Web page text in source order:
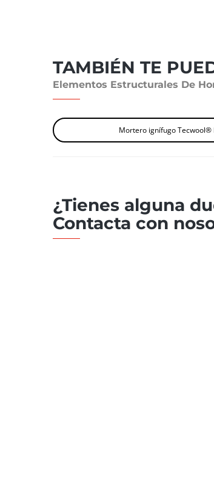
TAMBIÉN TE
Elementos Estructurales De
Mortero ignífugo Tecwool®
¿Tienes alguna
Contacta con